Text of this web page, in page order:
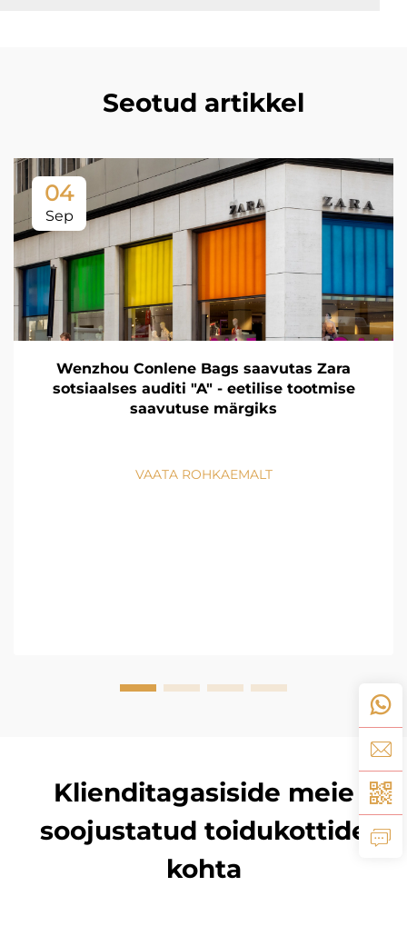
Seotud artikkel
04
Sep
Wenzhou Conlene Bags saavutas Zara
sotsiaalses auditi "A" - eetilise tootmise
saavutuse märgiks
VAATA ROHKAEMALT
Klienditagasiside meie
soojustatud toidukottide
kohta